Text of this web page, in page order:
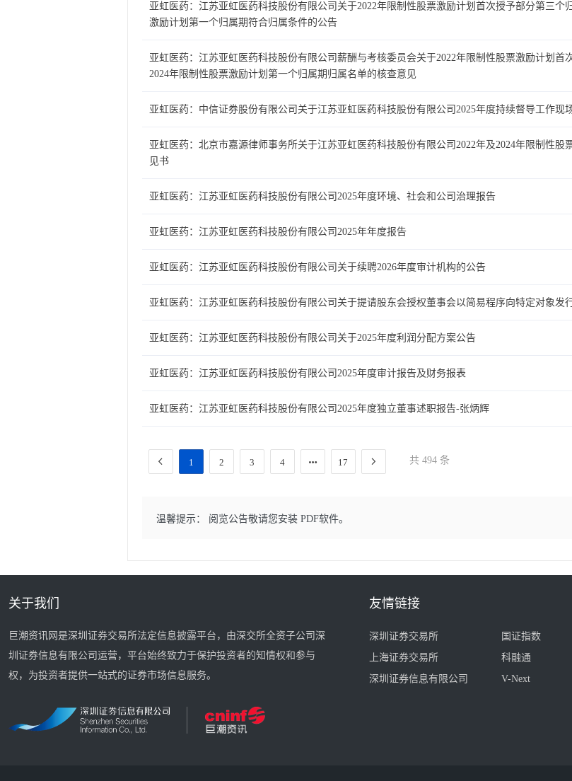
亚虹医药：江苏亚虹医药科技股份有限公司关于2022年限制性股票激励计划首次授予部分第三
激励计划第一个归属期符合归属条件的公告
亚虹医药：江苏亚虹医药科技股份有限公司薪酬与考核委员会关于2022年限制性股票激励计划
2024年限制性股票激励计划第一个归属期归属名单的核查意见
亚虹医药：中信证券股份有限公司关于江苏亚虹医药科技股份有限公司2025年度持续督导工作现
亚虹医药：北京市嘉源律师事务所关于江苏亚虹医药科技股份有限公司2022年及2024年限制性
见书
亚虹医药：江苏亚虹医药科技股份有限公司2025年度环境、社会和公司治理报告
亚虹医药：江苏亚虹医药科技股份有限公司2025年年度报告
亚虹医药：江苏亚虹医药科技股份有限公司关于续聘2026年度审计机构的公告
亚虹医药：江苏亚虹医药科技股份有限公司关于提请股东会授权董事会以简易程序向特定对象发
亚虹医药：江苏亚虹医药科技股份有限公司关于2025年度利润分配方案公告
亚虹医药：江苏亚虹医药科技股份有限公司2025年度审计报告及财务报表
亚虹医药：江苏亚虹医药科技股份有限公司2025年度独立董事述职报告-张炳辉
1 2 3 4 17 共 494 条
温馨提示： 阅览公告敬请您安装 PDF软件。
关于我们
巨潮资讯网是深圳证券交易所法定信息披露平台，由深交所全资子公司深
圳证券信息有限公司运营，平台始终致力于保护投资者的知情权和参与
权，为投资者提供一站式的证券市场信息服务。
友情链接
深圳证券交易所
上海证券交易所
深圳证券信息有限公司
国证指数
科融通
V-Next